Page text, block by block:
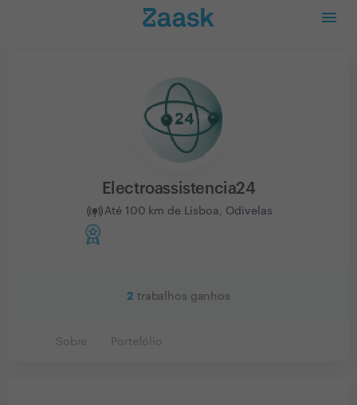
Electroassistencia24
Até 100 km de Lisboa, Odivelas
2 trabalhos ganhos
Sobre Portefólio